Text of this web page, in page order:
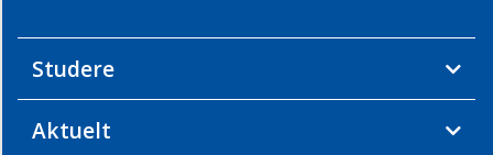
Studere
Aktuelt